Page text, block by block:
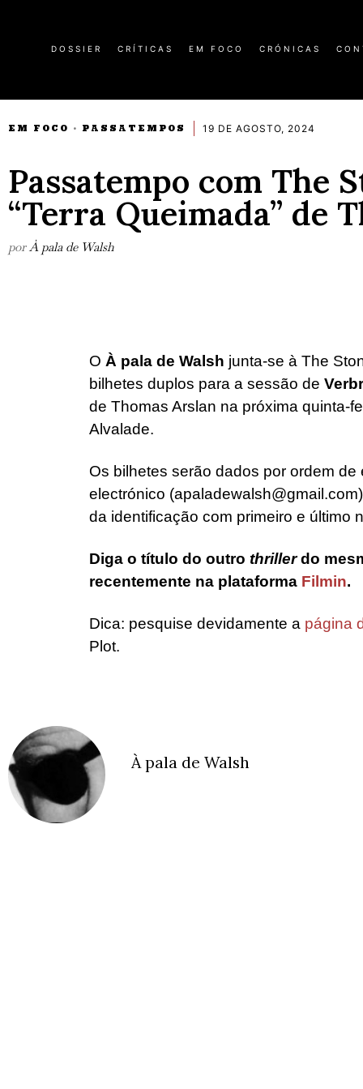
DOSSIER CRÍTICAS EM FOCO CRÓNICAS
EM FOCO · PASSATEMPOS 19 DE AGOSTO, 2024
Passatempo com The
“Terra Queimada” de
por À pala de Walsh
O À pala de Walsh junta-se à The
bilhetes duplos para a sessão de
de Thomas Arslan na próxima quinta-
Alvalade.
Os bilhetes serão dados por ordem
electrónico
da identificação com primeiro e último
Diga o título do outro thrillerdo
recentemente na plataforma Filmin.
Dica: pesquise devidamente a página
Plot.
À pala de Walsh